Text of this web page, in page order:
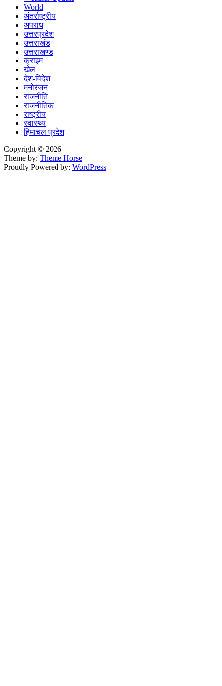
World
अंतर्राष्ट्रीय
अपराध
उत्तरप्रदेश
उत्तराखंड
उत्तराखण्ड
क्राइम
खेल
देश-विदेश
मनोरंजन
राजनीति
राजनीतिक
राष्ट्रीय
स्वास्थ्य
हिमाचल प्रदेश
Copyright © 2026
Theme by: Theme Horse
Proudly Powered by: WordPress